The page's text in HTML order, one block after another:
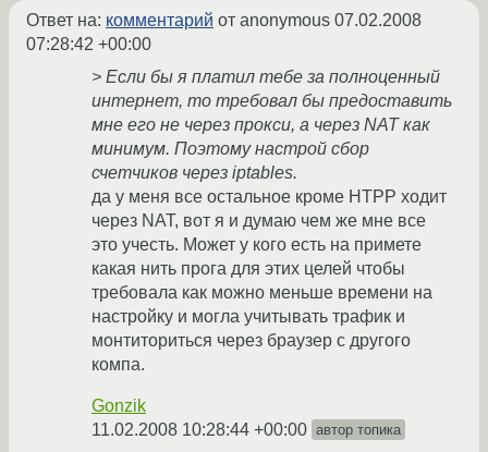
Ответ на: комментарий от anonymous 07.02.2008
07:28:42 +00:00
> Если бы я платил тебе за полноценный
интернет, то требовал бы предоставить
мне его не через прокси, а через NAT как
минимум. Поэтому настрой сбор
счетчиков через iptables.
да у меня все остальное кроме HTPP ходит
через NAT, вот я и думаю чем же мне все
это учесть. Может у кого есть на примете
какая нить прога для этих целей чтобы
требовала как можно меньше времени на
настройку и могла учитывать трафик и
монтиториться через браузер с другого
компа.
Gonzik
11.02.2008 10:28:44 +00:00 автор топика